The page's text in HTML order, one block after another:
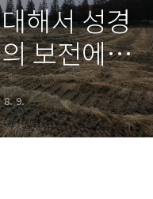
해서 성경
보전에
8. 9.